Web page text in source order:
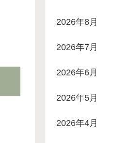
2026年8月
2026年7月
2026年6月
2026年5月
2026年4月